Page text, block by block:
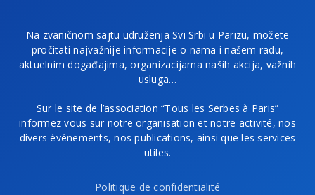
Na zvaničnom sajtu udruženja Svi Srbi u Parizu, možete
pročitati najvažnije informacije o nama i našem radu,
aktuelnim događajima, organizacijama naših akcija, važnih
usluga…
Sur le site de l’association “Tous les Serbes à Paris”
informez vous sur notre organisation et notre activité, nos
divers événements, nos publications, ainsi que les services
utiles.
Politique de confidentialité